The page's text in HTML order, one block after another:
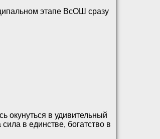
этапе ВсОШ сразу
окунуться в удивительный
в единстве, богатство в